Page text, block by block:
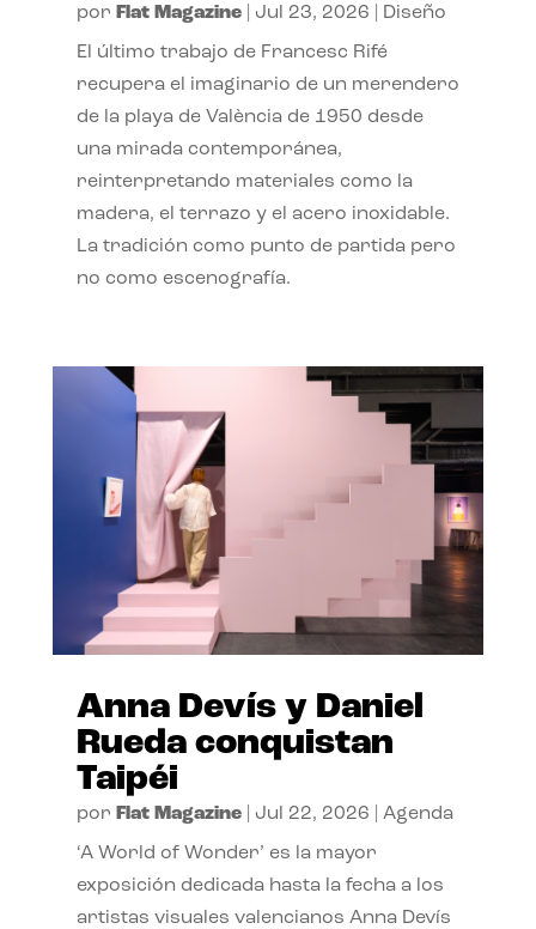
por Flat Magazine| Jul 23, 2026 Diseño
El último trabajo de Francesc Rifé
recupera el imaginario de un merendero
de la playa de València de 1950 desde
una mirada contemporánea,
reinterpretando materiales como la
madera, el terrazo y el acero inoxidable.
La tradición como punto de partida pero
no como escenografía.
Anna Devís y Daniel
Rueda conquistan
Taipéi
por Flat Magazine| Jul 22, 2026 Agenda
‘A World of Wonder’ es la mayor
exposición dedicada hasta la fecha a los
artistas visuales valencianos Anna Devís